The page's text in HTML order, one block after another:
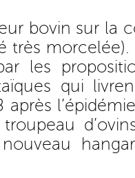
bovin sur la
très
les
qui